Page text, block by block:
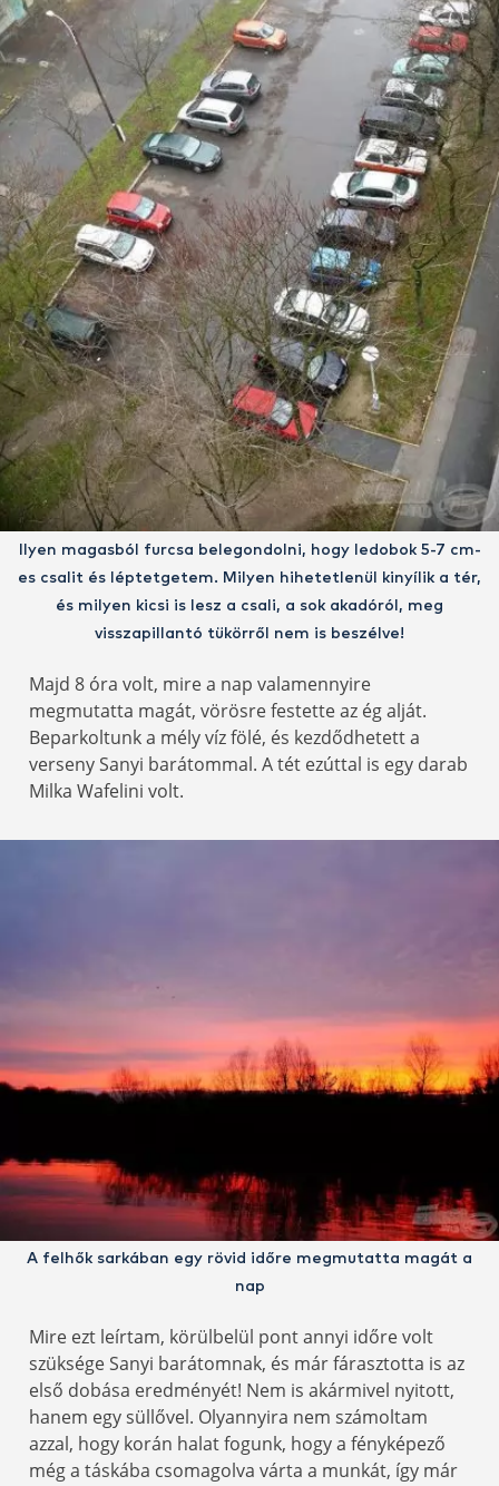
Ilyen magasból furcsa belegondolni, hogy ledobok 5-7 cm-
es csalit és léptetgetem. Milyen hihetetlenül kinyílik a tér,
és milyen kicsi is lesz a csali, a sok akadóról, meg
visszapillantó tükörről nem is beszélve!
Majd 8 óra volt, mire a nap valamennyire
megmutatta magát, vörösre festette az ég alját.
Beparkoltunk a mély víz fölé, és kezdődhetett a
verseny Sanyi barátommal. A tét ezúttal is egy darab
Milka Wafelini volt.
A felhők sarkában egy rövid időre megmutatta magát a
nap
Mire ezt leírtam, körülbelül pont annyi időre volt
szüksége Sanyi barátomnak, és már fárasztotta is az
első dobása eredményét! Nem is akármivel nyitott,
hanem egy süllővel. Olyannyira nem számoltam
azzal, hogy korán halat fogunk, hogy a fényképező
még a táskába csomagolva várta a munkát, így már